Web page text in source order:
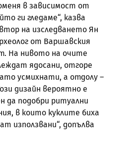
в зависимост от
ги гледаме“, казва
на изследването Ян
от Варшавския
На нивото на очите
ядосани, отгоре
усмихнати, а отдолу –
дизайн вероятно е
да подобри ритуални
в които куклите биха
използвани“, допълва